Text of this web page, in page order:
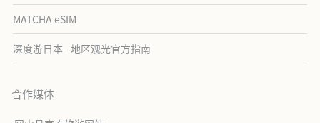
MATCHA eSIM
深度游日本 - 地区观光官方指南
合作媒体